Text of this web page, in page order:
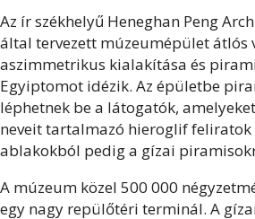
Az ír székhelyű Heneghan Peng
által tervezett múzeumépület átlós
aszimmetrikus kialakítása és
Egyiptomot idézik. Az épületbe
léphetnek be a látogatók,
neveit tartalmazó hieroglif feliratok
ablakokból pedig a gízai
A múzeum közel 500 000
egy nagy repülőtéri terminál. A